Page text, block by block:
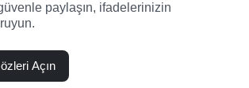
güvenle paylaşın, ifadelerinizin
Açın